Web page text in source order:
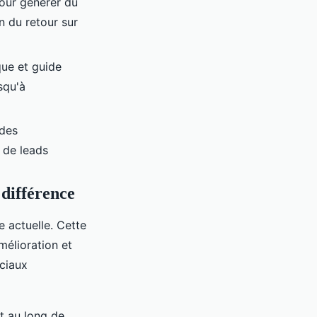
du retour sur
et guide
leads
actuelle. Cette
et